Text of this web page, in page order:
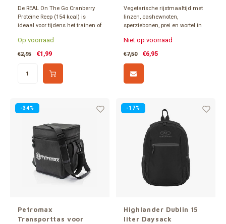
De REAL On The Go Cranberry
Proteïne Reep (154 kcal) is
ideaal voor tijdens het trainen of
vullend. Het lekkerst tijdens of
direct na een fysieke
inspanning.
Op voorraad
€2,95 €1,99
Vegetarische rijstmaaltijd met
linzen, cashewnoten,
sperziebonen, prei en wortel in
groenten en pittige kruiden. Een
heerlijke gevriesdroogde
maaltijd. Gemakkelijk te
bereiden. Eenvoudig water
toevoegen. Lichtgewicht en lang
houdbaar
Niet op voorraad
€7,50 €6,95
-34%
Petromax
Transporttas voor
-17%
Highlander Dublin 15
liter Daysack